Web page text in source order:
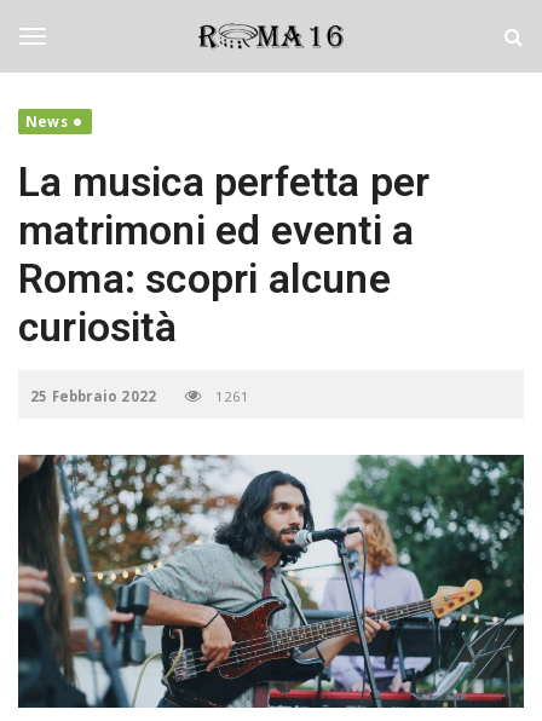
o
g
n
a
S
e
i
i
News
La musica perfetta per
matrimoni ed eventi a
Roma: scopri alcune
curiosità
25 Febbraio 2022 1261